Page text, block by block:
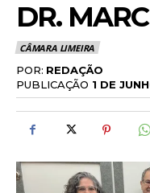
DR.
CÂMARA LIMEIRA
POR: REDAÇÃO
PUBLICAÇÃO 1 DE